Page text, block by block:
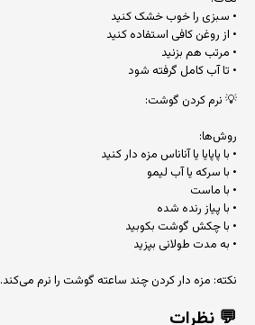
• سبزی را خوب خشک کنید
• از روغن کافی استفاده کنید
• مرتب هم بزنید
• تا آب کامل گرفته شود
💡 نرم کردن گوشت:
روش‌ها:
• با پاپایا یا آناناس مزه دار کنید
• با سرکه یا آب لیمو
• با ماست
• با پیاز رنده شده
• با چکش گوشت بکوبید
• به مدت طولانی بپزید
نکته: مزه دار کردن چند ساعته گوشت را نرم می‌کند.
💬 نظرات